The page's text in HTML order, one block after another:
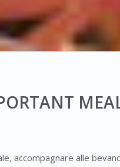
accompagnare alle